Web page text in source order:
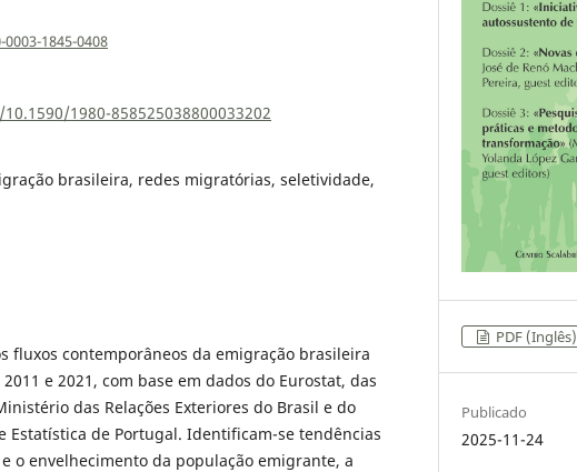
1845-0408
1980-858525038800033202
brasileira, redes migratórias, seletividade,
fluxos contemporâneos da emigração brasileira
e 2021, com base em dados do Eurostat, das
das Relações Exteriores do Brasil e do
Estatística de Portugal. Identificam-se tendências
o envelhecimento da população emigrante, a
PDF (Inglês)
Publicado
2025-11-24